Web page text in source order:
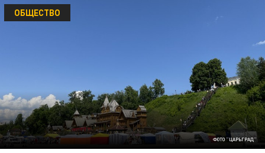
ФОТО "ЦАРЬГРАД"
ОБЩЕСТВО